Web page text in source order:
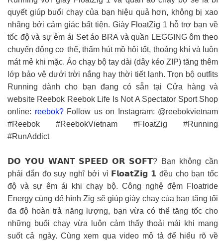
quyết giúp buổi chạy của bạn hiệu quả hơn, không bị xao
nhãng bởi cảm giác bất tiện. Giày FloatZig 1 hỗ trợ bạn về
tốc độ và sự êm ái Set áo BRA và quần LEGGING ôm theo
chuyển động cơ thể, thấm hút mồ hôi tốt, thoáng khí và luôn
mát mẻ khi mặc. Áo chạy bộ tay dài (dây kéo ZIP) tăng thêm
lớp bảo vệ dưới trời nắng hay thời tiết lạnh. Trọn bộ outfits
Running dành cho bạn đang có sẵn tại Cửa hàng và
website Reebok Reebok Life Is Not A Spectator Sport Shop
online: reebok?Follow us on Instagram: @reebokvietnam
#Reebok #ReebokVietnam #FloatZig #Running
#RunAddict
𝗗𝗢 𝗬𝗢𝗨 𝗪𝗔𝗡𝗧 𝗦𝗣𝗘𝗘𝗗 𝗢𝗥 𝗦𝗢𝗙𝗧? Bạn không cần
phải đắn đo suy nghĩ bởi vì 𝗙𝗹𝗼𝗮𝘁𝗭𝗶𝗴 𝟭 đều cho bạn tốc
độ và sự êm ái khi chạy bộ. Công nghệ đệm Floatride
Energy cùng đế hình Zig sẽ giúp giày chạy của bạn tăng tối
đa độ hoàn trả năng lượng, bạn vừa có thể tăng tốc cho
những buổi chạy vừa luôn cảm thấy thoải mái khi mang
suốt cả ngày. Cùng xem qua video mô tả để hiểu rõ về